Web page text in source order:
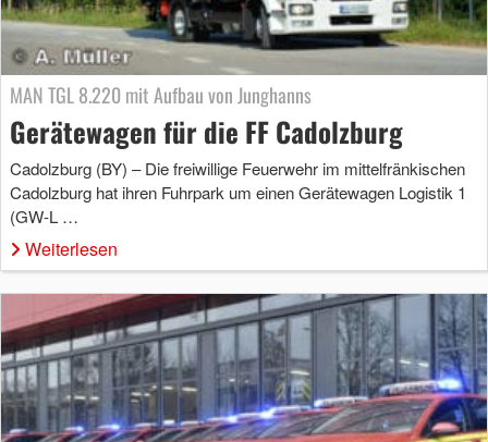
MAN TGL 8.220 mit Aufbau von Junghanns
Gerätewagen für die FF Cadolzburg
Cadolzburg (BY) – Die freiwillige Feuerwehr im mittelfränkischen
Cadolzburg hat ihren Fuhrpark um einen Gerätewagen Logistik 1
(GW-L …
Weiterlesen